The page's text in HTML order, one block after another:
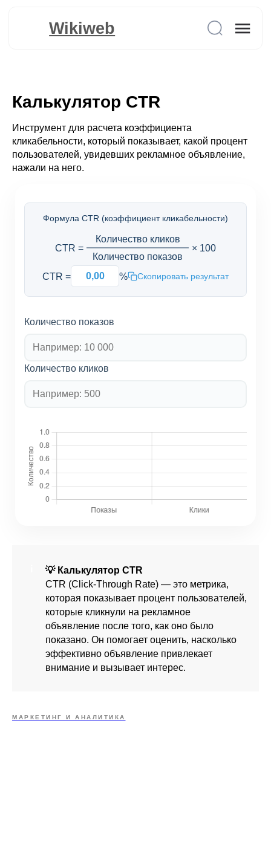
Wikiweb
Калькулятор CTR
Инструмент для расчета коэффициента
кликабельности, который показывает, какой процент
пользователей, увидевших рекламное объявление,
нажали на него.
Формула CTR (коэффициент кликабельности)
CTR =
Количество кликов
Количество показов
× 100
CTR = % Скопировать результат
Количество показов
Количество кликов
💡 Калькулятор CTR
CTR (Click-Through Rate) — это метрика,
которая показывает процент пользователей,
которые кликнули на рекламное
объявление после того, как оно было
показано. Он помогает оценить, насколько
эффективно объявление привлекает
внимание и вызывает интерес.
МАРКЕТИНГ И АНАЛИТИКА